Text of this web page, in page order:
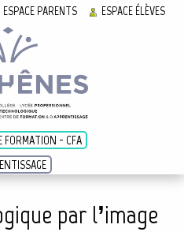
FORMATION - CFA
ESPACE PARENTS
ESPACE ÉLÈVES
par l’image